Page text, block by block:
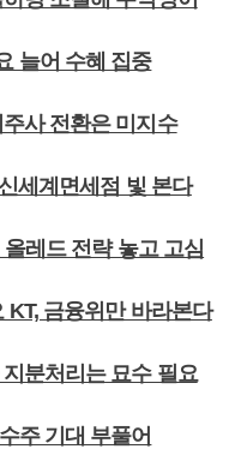
늘어 수혜 집중
사 전환은 미지수
세계면세점 빛 본다
레드 전략 놓고 고심
금융위만 바라본다
분처리는 묘수 필요
주 기대 부풀어